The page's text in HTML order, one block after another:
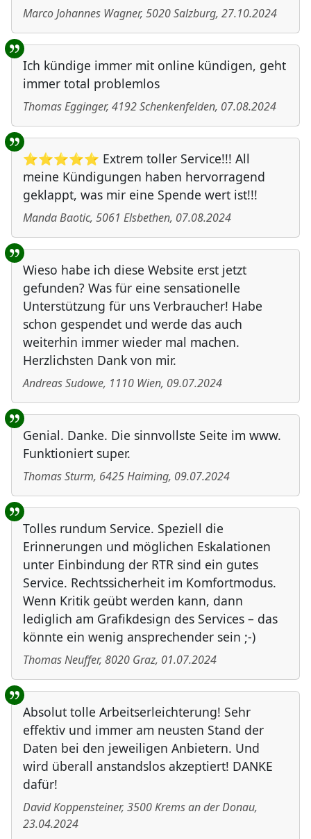
Marco Johannes Wagner, 5020Salzburg, 27.10.2024
Ich kündige immer mit online kündigen, geht
immer total problemlos
Thomas Egginger, 4192Schenkenfelden, 07.08.2024
⭐⭐⭐⭐⭐ Extrem toller Service!!! All
meine Kündigungen haben hervorragend
geklappt, was mir eine Spende wert ist!!!
Manda Baotic, 5061 Elsbethen, 07.08.2024
Wieso habe ich diese Website erst jetzt
gefunden? Was für eine sensationelle
Unterstützung für uns Verbraucher! Habe
schon gespendet und werde das auch
weiterhin immer wieder mal machen.
Herzlichsten Dank von mir.
Andreas Sudowe, 1110 Wien, 09.07.2024
Genial. Danke. Die sinnvollste Seite im www.
Funktioniert super.
Thomas Sturm, 6425Haiming, 09.07.2024
Tolles rundum Service. Speziell die
Erinnerungen und möglichen Eskalationen
unter Einbindung der RTR sind ein gutes
Service. Rechtssicherheit im Komfortmodus.
Wenn Kritik geübt werden kann, dann
lediglich am Grafikdesign des Services – das
könnte ein wenig ansprechender sein ;-)
Thomas Neuffer, 8020 Graz, 01.07.2024
Absolut tolle Arbeitserleichterung! Sehr
effektiv und immer am neusten Stand der
Daten bei den jeweiligen Anbietern. Und
wird überall anstandslos akzeptiert! DANKE
dafür!
David Koppensteiner, 3500Krems an der Donau,
23.04.2024